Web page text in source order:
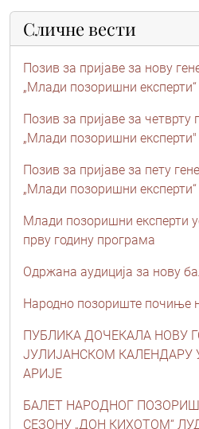
Сличне вести
Позив за пријаве за нову
„Млади позоришни експерти“
Позив за пријаве за четврту
„Млади позоришни експерти"
Позив за пријаве за пету
„Млади позоришни експерти“
Млади позоришни експерти
прву годину програма
Одржана аудиција за нову
Народно позориште почиње
ПУБЛИКА ДОЧЕКАЛА НОВУ
ЈУЛИЈАНСКОМ КАЛЕНДАРУ
АРИЈЕ
БАЛЕТ НАРОДНОГ
СЕЗОНУ „ДОН КИХОТОМ“